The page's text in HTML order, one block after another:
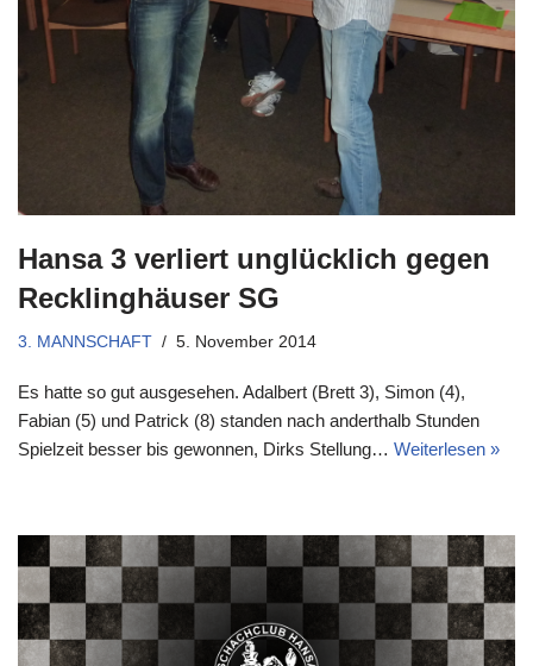
Hansa 3 verliert unglücklich gegen
Recklinghäuser SG
3. MANNSCHAFT 5. November 2014
Es hatte so gut ausgesehen. Adalbert (Brett 3), Simon (4),
Fabian (5) und Patrick (8) standen nach anderthalb Stunden
Spielzeit besser bis gewonnen, Dirks Stellung… Weiterlesen »